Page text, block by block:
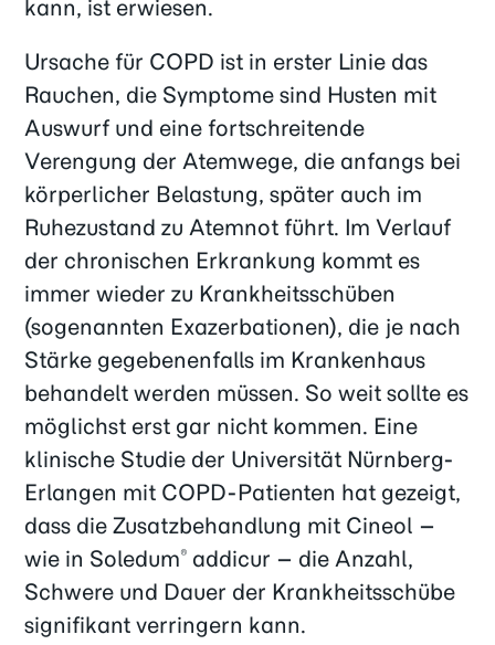
kann, ist erwiesen.
Ursache für COPD ist in erster Linie das
Rauchen, die Symptome sind Husten mit
Auswurf und eine fortschreitende
Verengung der Atemwege, die anfangs bei
körperlicher Belastung, später auch im
Ruhezustand zu Atemnot führt. Im Verlauf
der chronischen Erkrankung kommt es
immer wieder zu Krankheitsschüben
(sogenannten Exazerbationen), die je nach
Stärke gegebenenfalls im Krankenhaus
behandelt werden müssen. So weit sollte es
möglichst erst gar nicht kommen. Eine
klinische Studie der Universität Nürnberg-
Erlangen mit COPD-Patienten hat gezeigt,
dass die Zusatzbehandlung mit Cineol –
wie in Soledum® addicur – die Anzahl,
Schwere und Dauer der Krankheitsschübe
signifikant verringern kann.